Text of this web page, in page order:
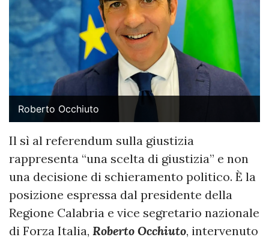
Roberto Occhiuto
Il sì al referendum sulla giustizia
rappresenta “una scelta di giustizia” e non
una decisione di schieramento politico. È la
posizione espressa dal presidente della
Regione Calabria e vice segretario nazionale
di Forza Italia, Roberto Occhiuto, intervenuto